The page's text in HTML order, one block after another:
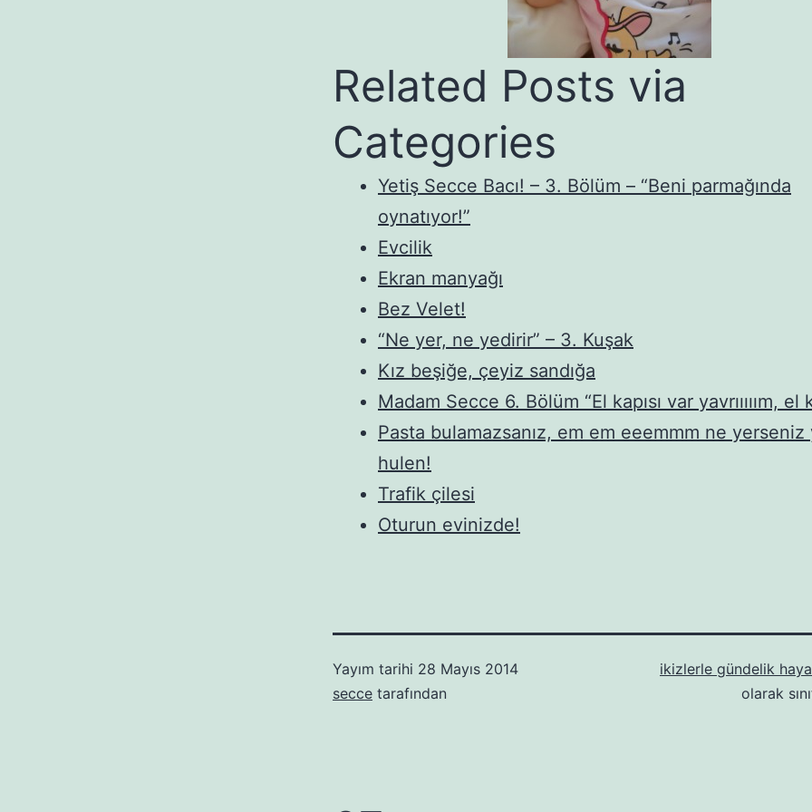
Related Posts via
Categories
Yetiş Secce Bacı! – 3. Bölüm – “Beni parmağında
oynatıyor!”
Evcilik
Ekran manyağı
Bez Velet!
“Ne yer, ne yedirir” – 3. Kuşak
Kız beşiğe, çeyiz sandığa
Madam Secce 6. Bölüm “El kapısı var yavrııııım, el
Pasta bulamazsanız, em em eeemmm ne yerseniz
hulen!
Trafik çilesi
Oturun evinizde!
Yayım tarihi 28 Mayıs 2014
secce tarafından
ikizlerle gündelik
olarak